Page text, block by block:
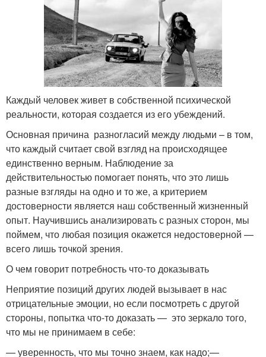
Каждый человек живет в собственной психической
реальности, которая создается из его убеждений.
Основная причина разногласий между людьми – в том,
что каждый считает свой взгляд на происходящее
единственно верным. Наблюдение за
действительностью помогает понять, что это лишь
разные взгляды на одно и то же, а критерием
достоверности является наш собственный жизненный
опыт. Научившись анализировать с разных сторон, мы
поймем, что любая позиция окажется недостоверной —
всего лишь точкой зрения.
О чем говорит потребность что-то доказывать
Неприятие позиций других людей вызывает в нас
отрицательные эмоции, но если посмотреть с другой
стороны, попытка что-то доказать — это зеркало того,
что мы не принимаем в себе:
— уверенность, что мы точно знаем, как надо;—